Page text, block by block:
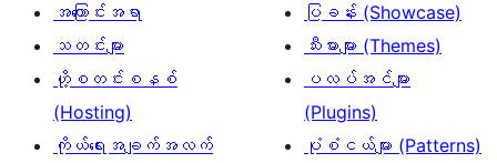
အကြောင်းအရာ
သတင်းများ
ဟို့စတင်းစနစ်
(Hosting)
ကိုယ်ရေးအချက်အလက်
ပြခန်း (Showcase)
သီးမားများ (Themes)
ပလပ်အင်များ
(Plugins)
ပုံစံငယ်များ (Patterns)